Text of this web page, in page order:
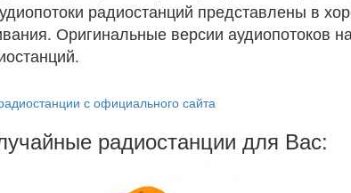
радиостанций представлены в
Оригинальные версии аудиопотоков
с официального сайта
радиостанции для Вас: